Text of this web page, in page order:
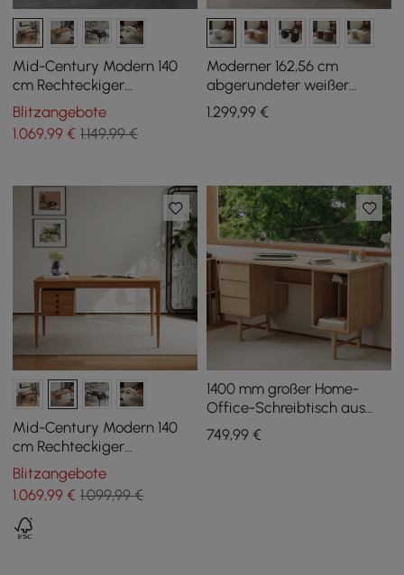
Mid-Century Modern 140
cm Rechteckiger
Schreibtisch aus Walnuss-
Eschenholz mit 3
Schubladen
Blitzangebote
1.069,99 € 1.149,99 €
Moderner 162,56 cm
abgerundeter weißer
Schreibtisch aus
gesintertem Stein mit zwei
1.299,99€
Mid-Century Modern 140
cm Rechteckiger
Schreibtisch aus Natur-
Eschenholz mit 3
Schubladen
Blitzangebote
1.069,99 € 1.099,99 €
1400 mm großer Home-
Office-Schreibtisch aus
Naturholz im Mid-Century-
Stil mit 3 Schubladen
749,99€